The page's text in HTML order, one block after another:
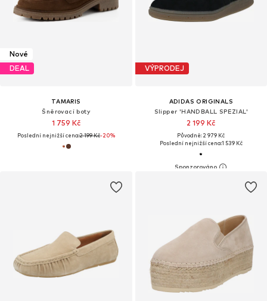
Nové
DEAL
TAMARIS
Šněrovací boty
1 759 Kč
Poslední nejnižší cena:2 199 Kč-20%
VÝPRODEJ
ADIDAS ORIGINALS
Slipper 'HANDBALL SPEZIAL'
2 199 Kč
Původně: 2 979 Kč
Poslední nejnižší cena:1 539 Kč